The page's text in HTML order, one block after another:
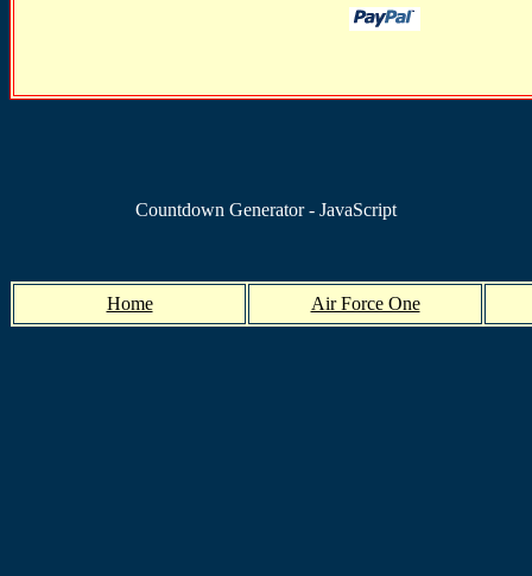
Countdown Generator - JavaScript
Home Air Force One